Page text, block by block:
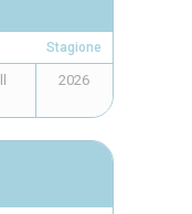
Stagione
2026